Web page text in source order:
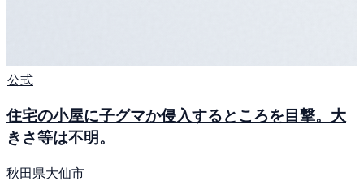
公式
住宅の小屋に子グマか侵入するところを目撃。大
きさ等は不明。
秋田県大仙市